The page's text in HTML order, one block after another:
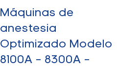
Máquinas de
anestesia
Optimizado Modelo
8100A – 8300A –